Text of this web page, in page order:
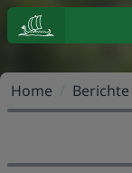
Home Berichte